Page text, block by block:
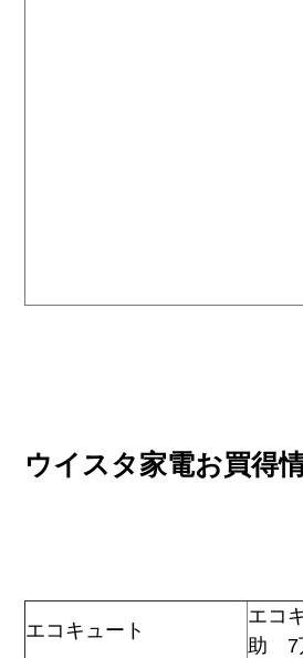
ウイスタ家電お買得
エコキュート
エコ
助 7